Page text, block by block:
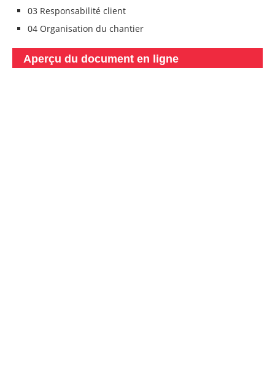
03 Responsabilité client
04 Organisation du chantier
Aperçu du document en ligne